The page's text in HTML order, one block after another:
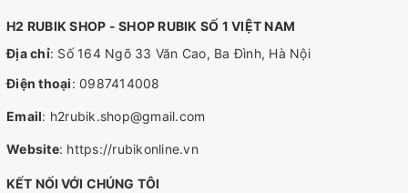
H2 RUBIK SHOP - SHOP RUBIK SỐ 1 VIỆT NAM
Địa chỉ: Số 164 Ngõ 33 Văn Cao, Ba Đình, Hà Nội
Điện thoại: 0987414008
Email: h2rubik.shop@gmail.com
Website: https://rubikonline.vn
KẾT NỐI VỚI CHÚNG TÔI